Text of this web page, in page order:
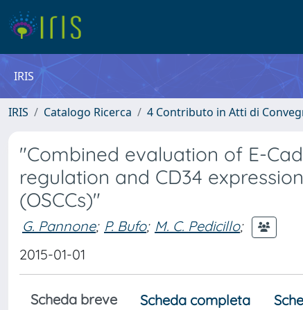
IRIS
IRIS Catalogo Ricerca 4 Contributo in Atti di
"Combined evaluation of E-
regulation and CD34
(OSCCs)"
G. Pannone; P. Bufo; M. C. Pedicillo;
2015-01-01
Scheda breve Scheda completa